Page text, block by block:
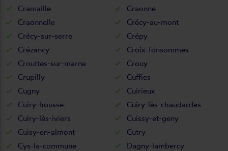
Cramaille
Craonne
Craonnelle
Crécy-au-mont
Crécy-sur-serre
Crépy
Crézancy
Croix-fonsommes
Crouttes-sur-marne
Crouy
Crupilly
Cuffies
Cugny
Cuirieux
Cuiry-housse
Cuiry-lès-chaudardes
Cuiry-lès-iviers
Cuissy-et-geny
Cuisy-en-almont
Cutry
Cys-la-commune
Dagny-lambercy